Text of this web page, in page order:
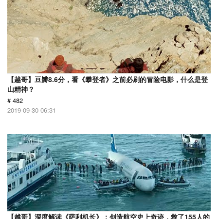
【越哥】豆瓣8.6分，看《攀登者》之前必刷的冒险电影，什么是登
山精神？
# 482
2019-09-30 06:31
【越哥】深度解读《萨利机长》：创造航空史上奇迹，救了155人的